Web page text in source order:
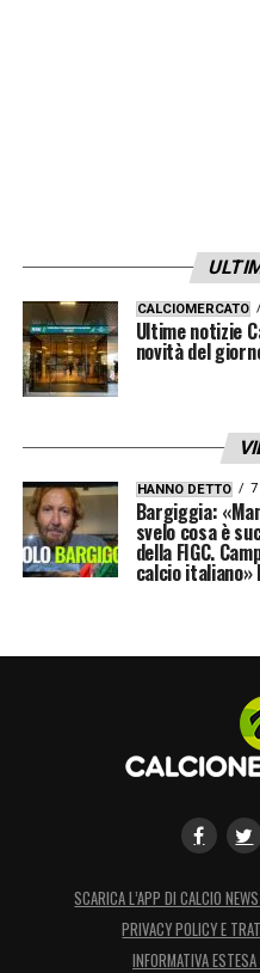
CALCIOMERCATO
Ultime notizie
novità del
HANNO DETTO
Bargiggia:
svelo cosa è
della FIGC.
calcio italiano»
SCARICA L’APP DI CALCIO
PRIVACY POLICY E
INFORMATIVA